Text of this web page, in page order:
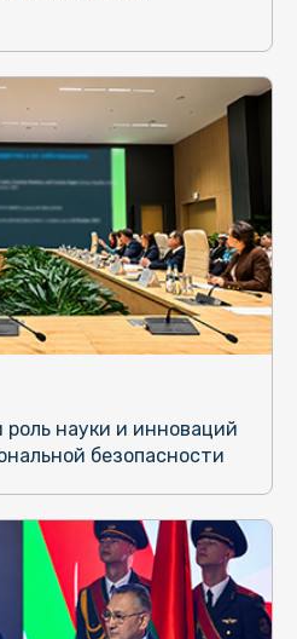
роль науки и инноваций
безопасности